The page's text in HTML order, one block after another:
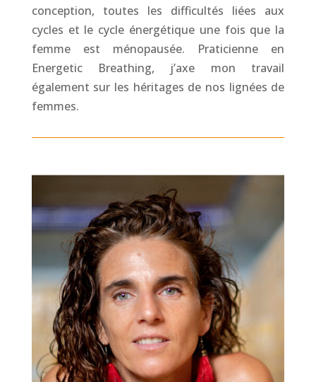
conception, toutes les difficultés liées aux
cycles et le cycle énergétique une fois que la
femme est ménopausée. Praticienne en
Energetic Breathing, j’axe mon travail
également sur les héritages de nos lignées de
femmes.